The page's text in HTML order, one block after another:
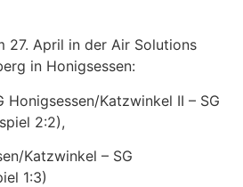
27. April in der Air Solutions
in Honigsessen:
Honigsessen/Katzwinkel II – SG
2:2),
Katzwinkel – SG
1:3)